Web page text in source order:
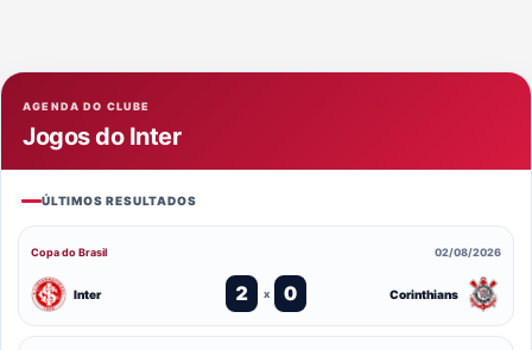
AGENDA DO CLUBE
Jogos do Inter
ÚLTIMOS RESULTADOS
Copa do Brasil 02/08/2026
Inter 2 x 0 Corinthians